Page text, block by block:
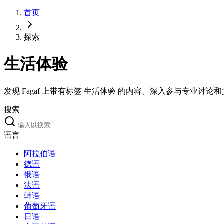
首页
探索
生活体验
发现 Fagaf 上带有标签 生活体验 的内容。深入参与专业讨论
搜索
语言
阿拉伯语
德语
俄语
法语
韩语
葡萄牙语
日语